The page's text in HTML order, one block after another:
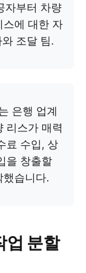
자부터 차량
스에 대한 자
조달 팀.
은행 업계
리스가 매력
료 수입, 상
을 창출할
했습니다.
업 분할